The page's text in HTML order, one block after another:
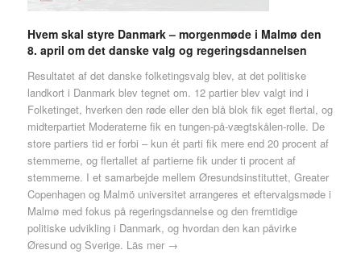
Hvem skal styre Danmark – morgenmøde i Malmø den
8. april om det danske valg og regeringsdannelsen
Resultatet af det danske folketingsvalg blev, at det politiske
landkort i Danmark blev tegnet om. 12 partier blev valgt ind i
Folketinget, hverken den røde eller den blå blok fik eget flertal, og
midterpartiet Moderaterne fik en tungen-på-vægtskålen-rolle. De
store partiers tid er forbi – kun ét parti fik mere end 20 procent af
stemmerne, og flertallet af partierne fik under ti procent af
stemmerne. I et samarbejde mellem Øresundsinstituttet, Greater
Copenhagen og Malmö universitet arrangeres et eftervalgsmøde i
Malmø med fokus på regeringsdannelse og den fremtidige
politiske udvikling i Danmark, og hvordan den kan påvirke
Øresund og Sverige. Läs mer →